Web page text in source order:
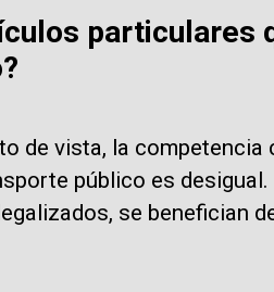
particulares
de vista, la competencia
público es desigual.
se benefician